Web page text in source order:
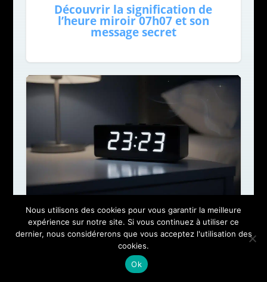
Découvrir la signification de
l’heure miroir 07h07 et son
message secret
23h23 signification heure miroir :
que révèle cette heure double sur
votre vie
Nous utilisons des cookies pour vous garantir la meilleure
expérience sur notre site. Si vous continuez à utiliser ce
dernier, nous considérerons que vous acceptez l'utilisation des
cookies.
Ok